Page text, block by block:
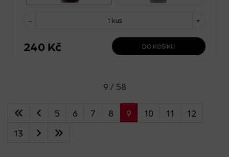
- +
1 kus
240 Kč DO KOŠÍKU
9 / 58
5 6 7 8 9 10 11
12
13